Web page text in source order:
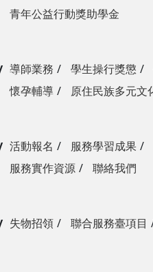
青年公益行動獎助學金
導師業務 學生操行獎懲
懷孕輔導
原住民族多元文
活動報名 服務學習成果
服務實作資源
聯絡我們
失物招領 聯合服務臺項目